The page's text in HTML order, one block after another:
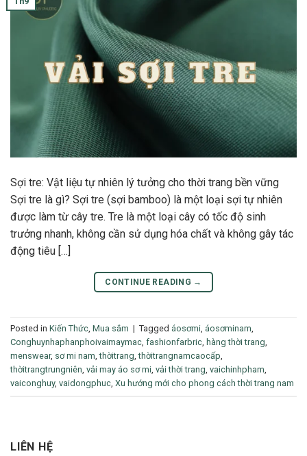
Sợi tre: Vật liệu tự nhiên lý tưởng cho thời trang bền vững
Sợi tre là gì? Sợi tre (sợi bamboo) là một loại sợi tự nhiên
được làm từ cây tre. Tre là một loại cây có tốc độ sinh
trưởng nhanh, không cần sử dụng hóa chất và không gây tác
động tiêu […]
CONTINUE READING →
Posted in Kiến Thức, Mua sắm | Tagged áosơmi, áosơminam,
Conghuynhaphanphoivaimaymac, fashionfarbric, hàng thời trang,
menswear, sơ mi nam,thờitrang,thờitrangnamcaocấp,
thờitrangtrungniên, vải may áo sơ mi, vải thời trang, vaichinhpham,
vaiconghuy, vaidongphuc, Xu hướng mới cho phong cách thời trang nam
LIÊN HỆ